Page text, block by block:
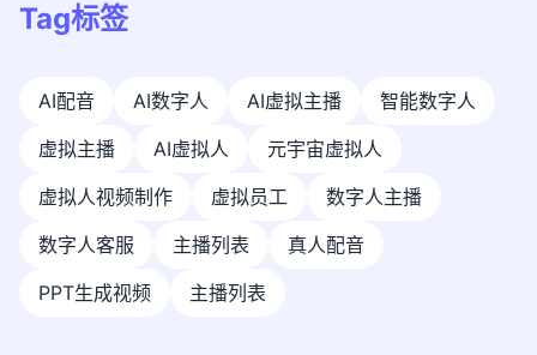
Tag标签
AI配音 AI数字人 AI虚拟主播
智能数字人
虚拟主播
AI虚拟人
元宇宙虚拟人
虚拟人视频制作
虚拟员工
数字人主播
数字人客服
主播列表
真人配音
PPT生成视频
主播列表